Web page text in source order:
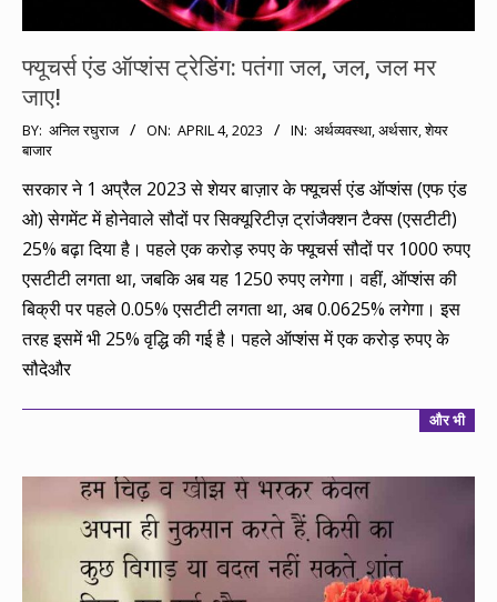
फ्यूचर्स एंड ऑप्शंस ट्रेडिंग: पतंगा जल, जल, जल मर
जाए!
2023-
04-
04
BY: अनिल रघुराज ON: APRIL 4, 2023 IN: अर्थव्यवस्था,अर्थसार,शेयर
बाजार
सरकार ने 1 अप्रैल 2023 से शेयर बाज़ार के फ्यूचर्स एंड ऑप्शंस (एफ एंड
ओ) सेगमेंट में होनेवाले सौदों पर सिक्यूरिटीज़ ट्रांजैक्शन टैक्स (एसटीटी)
25% बढ़ा दिया है। पहले एक करोड़ रुपए के फ्यूचर्स सौदों पर 1000 रुपए
एसटीटी लगता था, जबकि अब यह 1250 रुपए लगेगा। वहीं, ऑप्शंस की
बिक्री पर पहले 0.05% एसटीटी लगता था, अब 0.0625% लगेगा। इस
तरह इसमें भी 25% वृद्धि की गई है। पहले ऑप्शंस में एक करोड़ रुपए के
सौदेऔर
और भी